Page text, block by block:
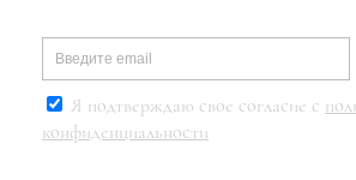
Я подтверждаю свое согласие с
конфиденциальности